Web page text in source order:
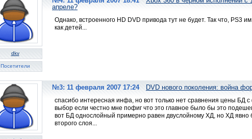
dkv
Посетители
апреле?
Однако, встроенного HD DVD привода тут не будет. Так что, PS3
как детей...
№3: 11 февраля 2007 17:24 DVD нового поколения: война
спасибо интересная инфа, но вот только нет сравнения цены БД
выбор если честно мне пофиг что это главное было бы это
вот БД однослойный примерно равен двуслойному ХД, но ХД явно
второго слоя...